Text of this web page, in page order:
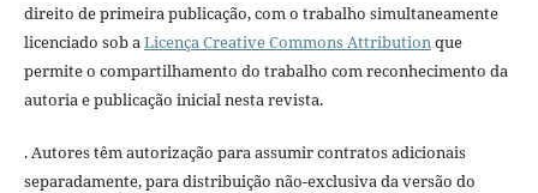
direito de primeira publicação, com o trabalho simultaneamente
licenciado sob aLicença Creative Commons Attributionque
permite o compartilhamento do trabalho com reconhecimento da
autoria e publicação inicial nesta revista.
. Autores têm autorização para assumir contratos adicionais
separadamente, para distribuição não-exclusiva da versão do